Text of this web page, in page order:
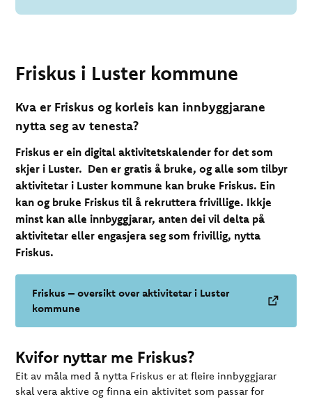
Friskus i Luster kommune
Kva er Friskus og korleis kan innbyggjarane
nytta seg av tenesta?
Friskus er ein digital aktivitetskalender for det som
skjer i Luster. Den er gratis å bruke, og alle som tilbyr
aktivitetar i Luster kommune kan bruke Friskus. Ein
kan og bruke Friskus til å rekruttera frivillige. Ikkje
minst kan alle innbyggjarar, anten dei vil delta på
aktivitetar eller engasjera seg som frivillig, nytta
Friskus.
Friskus – oversikt over aktivitetar i Luster
kommune
Kvifor nyttar me Friskus?
Eit av måla med å nytta Friskus er at fleire innbyggjarar
skal vera aktive og finna ein aktivitet som passar for